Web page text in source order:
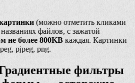
(можно отметить кликами
файлов, с зажатой
не более 800KB каждая. Картинки
pjpeg, png.
фильтры